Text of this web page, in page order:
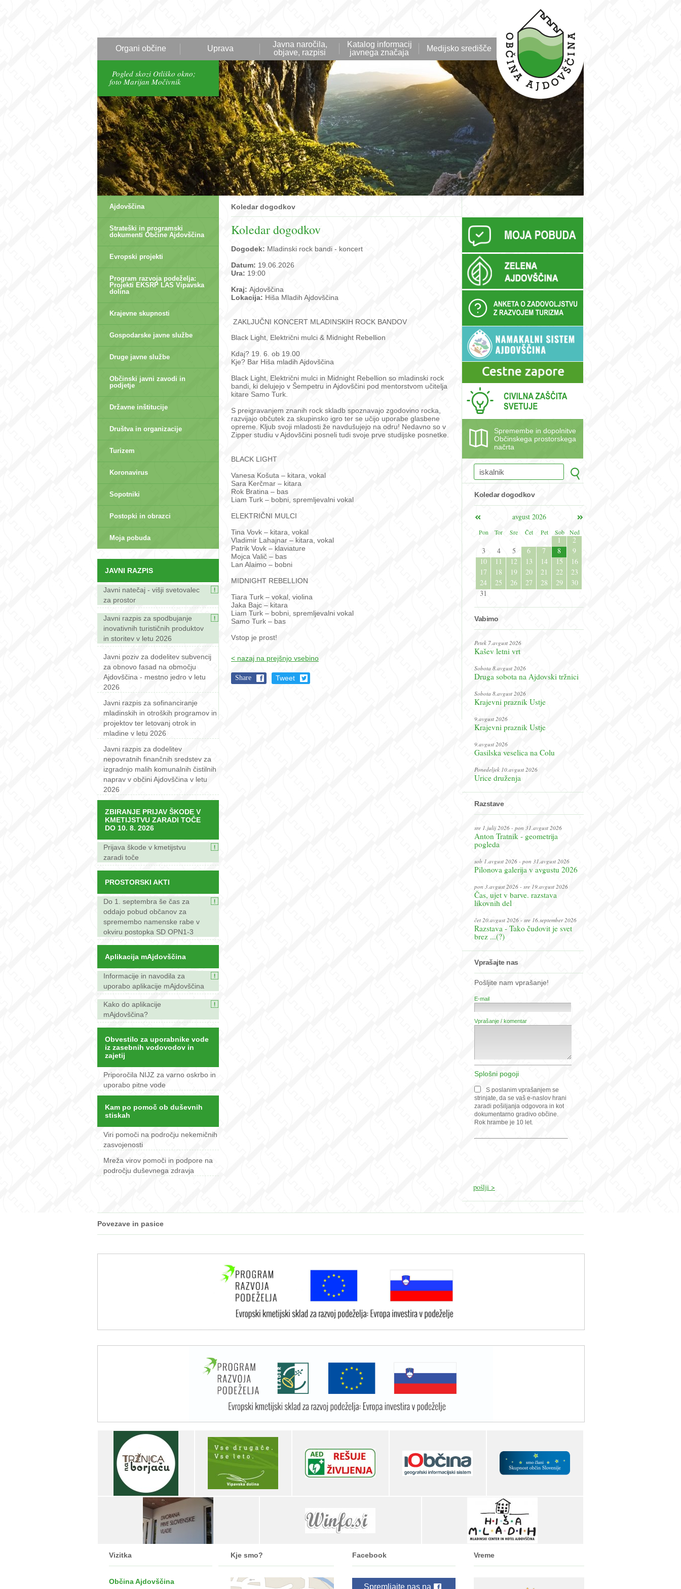
Organi občine Uprava
Javna naročila,
objave, razpisi
Katalog informacij
javnega značaja
Medijsko središče
Pogled skozi Otliško okno;
foto Marijan Močivnik
Ajdovščina
Strateški in programski
dokumenti Občine Ajdovščina
Evropski projekti
Program razvoja podeželja:
Projekti EKSRP LAS Vipavska
dolina
Krajevne skupnosti
Gospodarske javne službe
Druge javne službe
Občinski javni zavodi in
podjetje
Državne inštitucije
Društva in organizacije
Turizem
Koronavirus
Sopotniki
Postopki in obrazci
Moja pobuda
JAVNI RAZPIS
Javni natečaj - višji svetovalec
za prostor
Javni razpis za spodbujanje
inovativnih turističnih produktov
in storitev v letu 2026
Javni poziv za dodelitev subvencij
za obnovo fasad na območju
Ajdovščina - mestno jedro v letu
2026
Javni razpis za sofinanciranje
mladinskih in otroških programov in
projektov ter letovanj otrok in
mladine v letu 2026
Javni razpis za dodelitev
nepovratnih finančnih sredstev za
izgradnjo malih komunalnih čistilnih
naprav v občini Ajdovščina v letu
2026
ZBIRANJE PRIJAV ŠKODE V
KMETIJSTVU ZARADI TOČE
DO 10. 8. 2026
Prijava škode v kmetijstvu
zaradi toče
PROSTORSKI AKTI
Do 1. septembra še čas za
oddajo pobud občanov za
spremembo namenske rabe v
okviru postopka SD OPN1-3
Aplikacija mAjdovščina
Informacije in navodila za
uporabo aplikacije mAjdovščina
Kako do aplikacije
mAjdovščina?
Obvestilo za uporabnike vode
iz zasebnih vodovodov in
zajetij
Priporočila NIJZ za varno oskrbo in
uporabo pitne vode
Kam po pomoč ob duševnih
stiskah
Viri pomoči na področju nekemičnih
zasvojenosti
Mreža virov pomoči in podpore na
področju duševnega zdravja
Koledar dogodkov
Koledar dogodkov
Dogodek: Mladinski rock bandi - koncert
Datum: 19.06.2026
Ura: 19:00
Kraj: Ajdovščina
Lokacija: Hiša Mladih Ajdovščina
ZAKLJUČNI KONCERT MLADINSKIH ROCK BANDOV
Black Light, Električni mulci & Midnight Rebellion
Kdaj? 19. 6. ob 19.00
Kje? Bar Hiša mladih Ajdovščina
Black Light, Električni mulci in Midnight Rebellion so mladinski rock
bandi, ki delujejo v Šempetru in Ajdovščini pod mentorstvom učitelja
kitare Samo Turk.
S preigravanjem znanih rock skladb spoznavajo zgodovino rocka,
razvijajo občutek za skupinsko igro ter se učijo uporabe glasbene
opreme. Kljub svoji mladosti že navdušujejo na odru! Nedavno so v
Zipper studiu v Ajdovščini posneli tudi svoje prve studijske posnetke.
BLACK LIGHT
Vanesa Košuta – kitara, vokal
Sara Kerčmar – kitara
Rok Bratina – bas
Liam Turk – bobni, spremljevalni vokal
ELEKTRIČNI MULCI
Tina Vovk – kitara, vokal
Vladimir Lahajnar – kitara, vokal
Patrik Vovk – klaviature
Mojca Valič – bas
Lan Alaimo – bobni
MIDNIGHT REBELLION
Tiara Turk – vokal, violina
Jaka Bajc – kitara
Liam Turk – bobni, spremljevalni vokal
Samo Turk – bas
Vstop je prost!
< nazaj na prejšnjo vsebino
Share Tweet
Spremembe in dopolnitve
Občinskega prostorskega
načrta
Koledar dogodkov
avgust 2026
Pon
Tor Sre Čet Pet Sob Ned
1
2
3
4 5 6 7 8
9
10
11 12 13 14 15
16
17
18 19 20 21 22
23
24
25 26 27 28 29
30
31
Vabimo
Petek 7.avgust 2026
Kašev letni vrt
Sobota 8.avgust 2026
Druga sobota na Ajdovski tržnici
Sobota 8.avgust 2026
Krajevni praznik Ustje
9.avgust 2026
Krajevni praznik Ustje
9.avgust 2026
Gasilska veselica na Colu
Ponedeljek 10.avgust 2026
Urice druženja
Razstave
sre 1.julij 2026 - pon 31.avgust 2026
Anton Tratnik - geometrija
pogleda
sob 1.avgust 2026 - pon 31.avgust 2026
Pilonova galerija v avgustu 2026
pon 3.avgust 2026 - sre 19.avgust 2026
Čas, ujet v barve. razstava
likovnih del
čet 20.avgust 2026 - sre 16.september 2026
Razstava - Tako čudovit je svet
brez ...(?)
Vprašajte nas
Pošljite nam vprašanje!
E-mail
Vprašanje / komentar
Splošni pogoji
S poslanim vprašanjem se
strinjate, da se vaš e-naslov hrani
zaradi pošiljanja odgovora in kot
dokumentarno gradivo občine.
Rok hrambe je 10 let.
Povezave in pasice
Vizitka
Občina Ajdovščina
Kje smo? Facebook
Spremljajte nas na
Vreme